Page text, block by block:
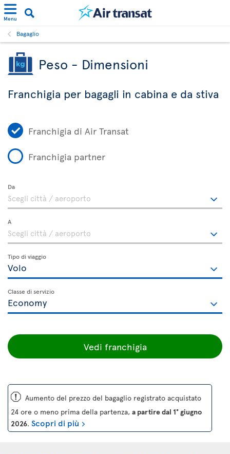
Menu
Bagaglio
Peso - Dimensioni
Franchigia per bagagli in cabina e da stiva
Franchigia di Air Transat
Franchigia partner
Da
A
Tipo di viaggio
Classe di servizio
Vedi franchigia
ü Aumento del prezzo del bagaglio registrato acquistato
24 ore o meno prima della partenza, a partire dal 1° giugno
2026. Scopri di più